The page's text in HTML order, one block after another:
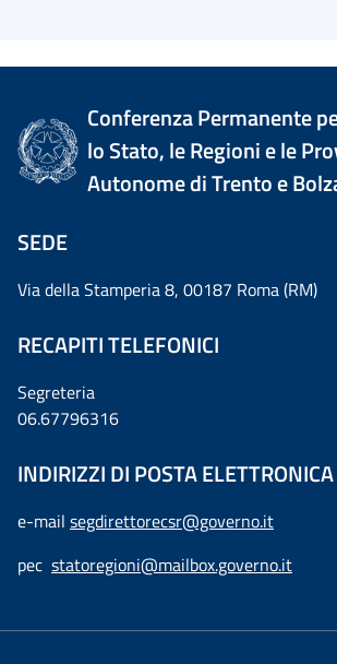
Conferenza Permanente
lo Stato, le Regioni e le
Autonome di Trento e
SEDE
Via della Stamperia 8, 00187 Roma (RM)
RECAPITI TELEFONICI
Segreteria
06.67796316
INDIRIZZI DI POSTA ELETTRONICA
e-mail segdirettorecsr@governo.it
pec statoregioni@mailbox.governo.it